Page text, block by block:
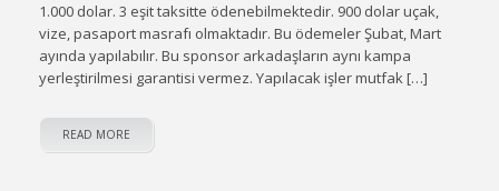
1.000 dolar. 3 eşit taksitte ödenebilmektedir. 900 dolar uçak,
vize, pasaport masrafı olmaktadır. Bu ödemeler Şubat, Mart
ayında yapılabılır. Bu sponsor arkadaşların aynı kampa
yerleştirilmesi garantisi vermez. Yapılacak işler mutfak […]
READ MORE